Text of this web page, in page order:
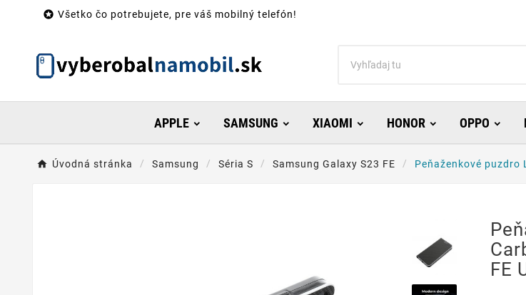
 Všetko čo potrebujete, pre váš mobilný telefón!
APPLE SAMSUNG XIAOMI HONOR OPPO
Úvodná stránka Samsung Séria S Samsung Galaxy S23 FE Peňaženkové puzdro
FE